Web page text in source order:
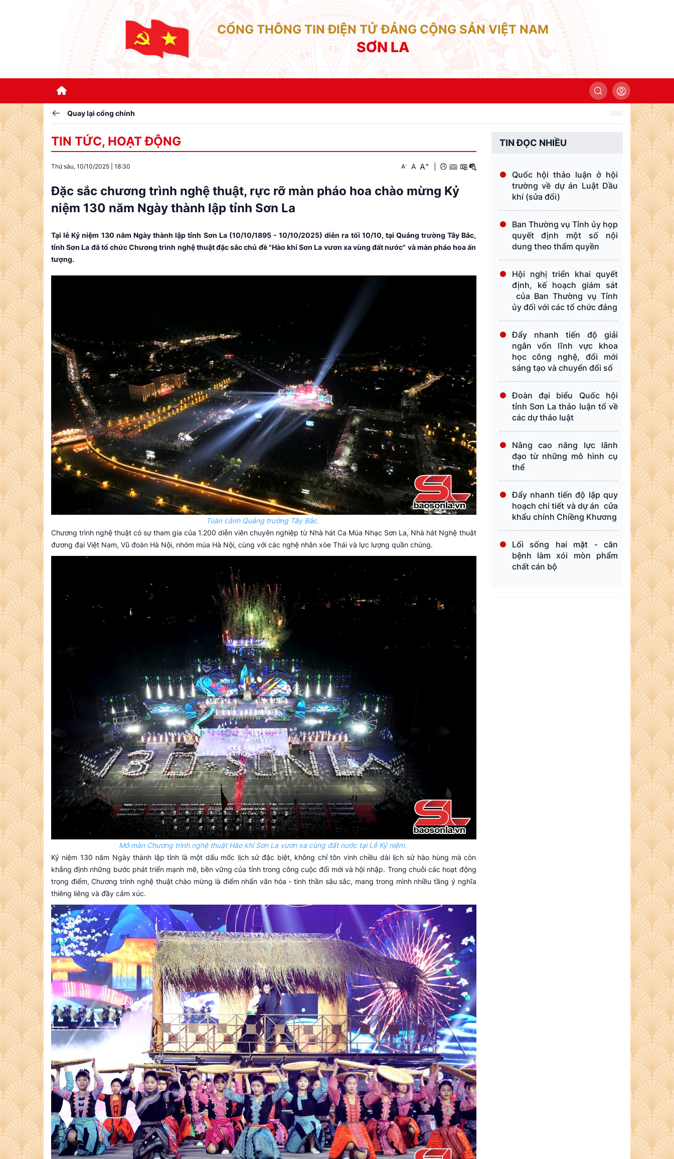
CỔNG THÔNG TIN ĐIỆN TỬ ĐẢNG CỘNG SẢN VIỆT NAM
SƠN LA
Quay lại cổng chính
TIN TỨC, HOẠT ĐỘNG
Thứ sáu, 10/10/2025 18:30 A- A A+
Đặc sắc chương trình nghệ thuật, rực rỡ màn pháo hoa chào mừng Kỷ
niệm 130 năm Ngày thành lập tỉnh Sơn La
Tại lễ Kỷ niệm 130 năm Ngày thành lập tỉnh Sơn La (10/10/1895 - 10/10/2025) diễn ra tối 10/10, tại Quảng trường Tây Bắc,
tỉnh Sơn La đã tổ chức Chương trình nghệ thuật đặc sắc chủ đề "Hào khí Sơn La vươn xa vùng đất nước" và màn pháo hoa ấn
tượng.
Toàn cảnh Quảng trường Tây Bắc.
Chương trình nghệ thuật có sự tham gia của 1.200 diễn viên chuyên nghiệp từ Nhà hát Ca Múa Nhạc Sơn La, Nhà hát Nghệ thuật
đương đại Việt Nam, Vũ đoàn Hà Nội, nhóm múa Hà Nội, cùng với các nghệ nhân xòe Thái và lực lượng quần chúng.
Mở màn Chương trình nghệ thuật Hào khí Sơn La vươn xa cùng đất nước tại Lễ Kỷ niệm.
Kỷ niệm 130 năm Ngày thành lập tỉnh là một dấu mốc lịch sử đặc biệt, không chỉ tôn vinh chiều dài lịch sử hào hùng mà còn
khẳng định những bước phát triển mạnh mẽ, bền vững của tỉnh trong công cuộc đổi mới và hội nhập. Trong chuỗi các hoạt động
trọng điểm, Chương trình nghệ thuật chào mừng là điểm nhấn văn hóa - tinh thần sâu sắc, mang trong mình nhiều tầng ý nghĩa
thiêng liêng và đầy cảm xúc.
TIN ĐỌC NHIỀU
Quốc hội thảo luận ở hội
trường về dự án Luật Dầu
khí (sửa đổi)
Ban Thường vụ Tỉnh ủy họp
quyết định một số nội
dung theo thẩm quyền
Hội nghị triển khai quyết
định, kế hoạch giám sát
của Ban Thường vụ Tỉnh
ủy đối với các tổ chức đảng
Đẩy nhanh tiến độ giải
ngân vốn lĩnh vực khoa
học công nghệ, đổi mới
sáng tạo và chuyển đổi số
Đoàn đại biểu Quốc hội
tỉnh Sơn La thảo luận tổ về
các dự thảo luật
Nâng cao năng lực lãnh
đạo từ những mô hình cụ
thể
Đẩy nhanh tiến độ lập quy
hoạch chi tiết và dự án cửa
khẩu chính Chiềng Khương
Lối sống hai mặt - căn
bệnh làm xói mòn phẩm
chất cán bộ